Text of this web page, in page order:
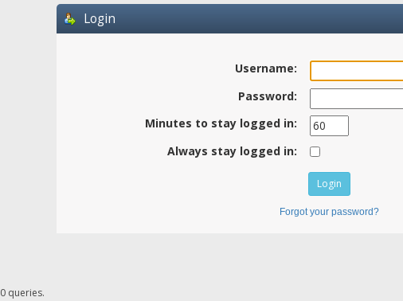
Login
Username:
Password:
Minutes to stay logged in:
Always stay logged in:
Forgot your password?
queries.